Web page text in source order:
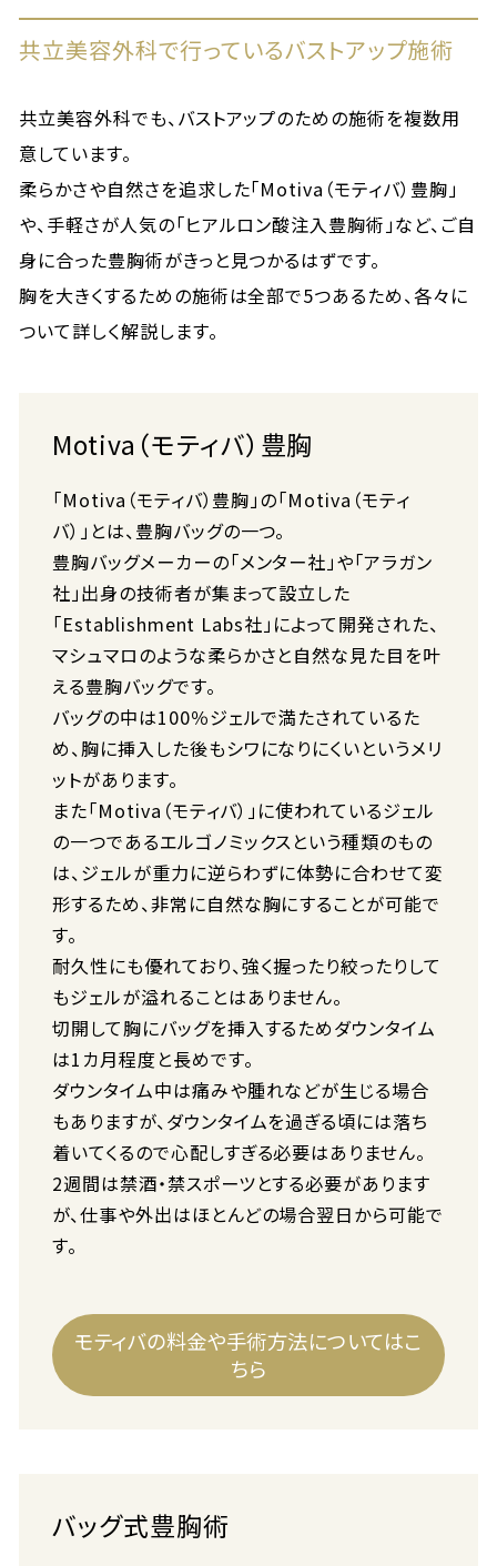
共立美容外科で行っているバストアップ施術
共立美容外科でも、バストアップのための施術を複数用
意しています。
柔らかさや自然さを追求した「Motiva（モティバ）豊胸」
や、手軽さが人気の「ヒアルロン酸注入豊胸術」など、ご自
身に合った豊胸術がきっと見つかるはずです。
胸を大きくするための施術は全部で5つあるため、各々に
ついて詳しく解説します。
Motiva（モティバ）豊胸
「Motiva（モティバ）豊胸」の「Motiva（モティ
バ）」とは、豊胸バッグの一つ。
豊胸バッグメーカーの「メンター社」や「アラガン
社」出身の技術者が集まって設立した
「Establishment Labs社」によって開発された、
マシュマロのような柔らかさと自然な見た目を叶
える豊胸バッグです。
バッグの中は100％ジェルで満たされているた
め、胸に挿入した後もシワになりにくいというメリ
ットがあります。
また「Motiva（モティバ）」に使われているジェル
の一つであるエルゴノミックスという種類のもの
は、ジェルが重力に逆らわずに体勢に合わせて変
形するため、非常に自然な胸にすることが可能で
す。
耐久性にも優れており、強く握ったり絞ったりして
もジェルが溢れることはありません。
切開して胸にバッグを挿入するためダウンタイム
は1カ月程度と長めです。
ダウンタイム中は痛みや腫れなどが生じる場合
もありますが、ダウンタイムを過ぎる頃には落ち
着いてくるので心配しすぎる必要はありません。
2週間は禁酒・禁スポーツとする必要があります
が、仕事や外出はほとんどの場合翌日から可能で
す。
モティバの料金や手術方法についてはこ
ちら
バッグ式豊胸術